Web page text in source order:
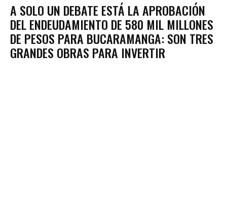
A SOLO UN DEBATE ESTÁ LA APROBACIÓN
DEL ENDEUDAMIENTO DE 580 MIL MILLONES
DE PESOS PARA BUCARAMANGA: SON TRES
GRANDES OBRAS PARA INVERTIR